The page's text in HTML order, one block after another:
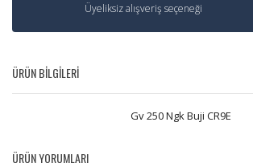
Üyeliksiz alışveriş seçeneği
ÜRÜN BİLGİLERİ
Gv 250 Ngk Buji CR9E
ÜRÜN YORUMLARI